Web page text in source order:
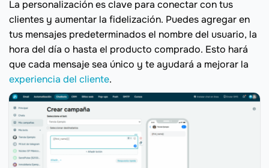
La personalización es clave para conectar con tus
clientes y aumentar la fidelización. Puedes agregar en
tus mensajes predeterminados el nombre del usuario, la
hora del día o hasta el producto comprado. Esto hará
que cada mensaje sea único y te ayudará a mejorar la
experiencia del cliente.